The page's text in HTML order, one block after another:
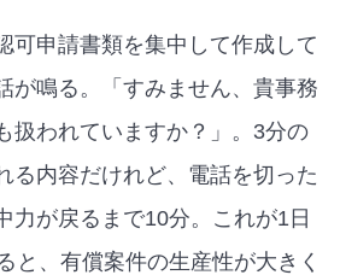
可申請書類を集中して作成して
が鳴る。「すみません、貴事務
扱われていますか？」。3分の
る内容だけれど、電話を切った
力が戻るまで10分。これが1日
と、有償案件の生産性が大きく